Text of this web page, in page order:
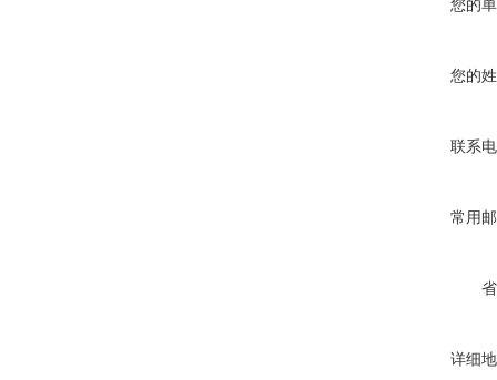
您的
您的
联系
常用
详细